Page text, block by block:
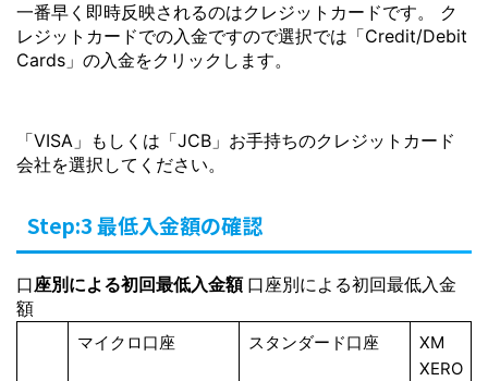
一番早く即時反映されるのはクレジットカードです。 ク
レジットカードでの入金ですので選択では「Credit/Debit
Cards」の入金をクリックします。
「VISA」もしくは「JCB」お手持ちのクレジットカード
会社を選択してください。
Step:3 最低入金額の確認
口座別による初回最低入金額 口座別による初回最低入金
額
マイクロ口座 スタンダード口座
XM
XERO